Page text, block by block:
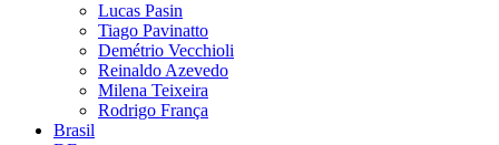
Lucas Pasin
Tiago Pavinatto
Demétrio Vecchioli
Reinaldo Azevedo
Milena Teixeira
Rodrigo França
Brasil